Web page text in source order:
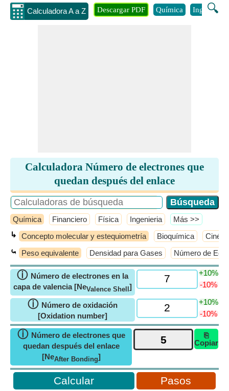
Calculadora A a Z 🔍
Descargar PDF Química Ingenieria
Calculadora Número de electrones que
quedan después del enlace
Química Financiero Física Ingenieria ​Más >>
↳ Concepto molecular y estequiometría Bioquímica
⤿ Peso equivalente Densidad para Gases Número de
ⓘ Número de electrones en la
capa de valencia [NeValence Shell ]
+10%
-10%
ⓘ Número de oxidación
[Oxidation number]
+10%
-10%
ⓘ Número de electrones que
quedan después del enlace
[NeAfter Bonding]
⎘
Copiar
Pasos